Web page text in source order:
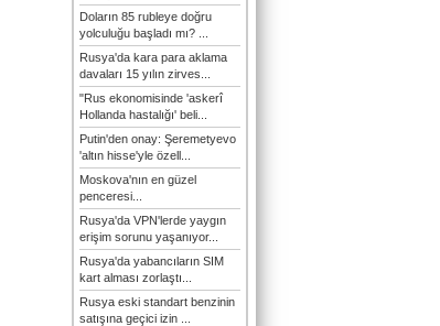
Doların 85 rubleye doğru
yolculuğu başladı mı? ...
Rusya'da kara para aklama
davaları 15 yılın zirves...
"Rus ekonomisinde 'askerî
Hollanda hastalığı' beli...
Putin'den onay: Şeremetyevo
'altın hisse'yle özell...
Moskova'nın en güzel
penceresi...
Rusya'da VPN'lerde yaygın
erişim sorunu yaşanıyor...
Rusya'da yabancıların SIM
kart alması zorlaştı...
Rusya eski standart benzinin
satışına geçici izin ...